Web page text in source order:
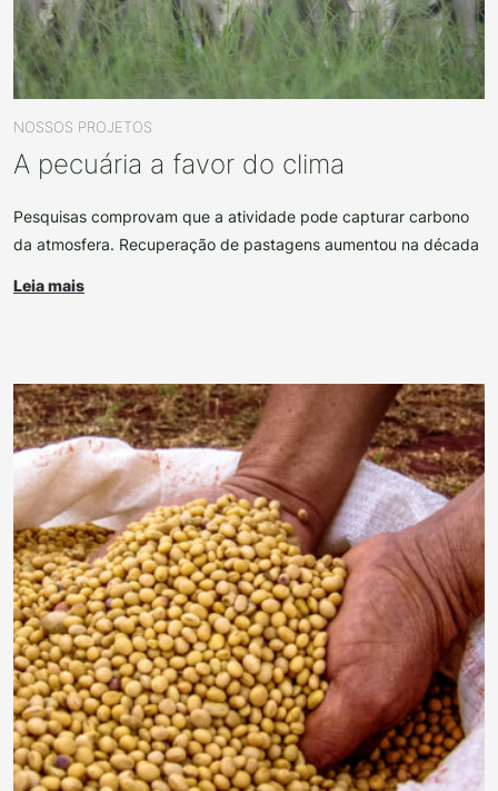
NOSSOS PROJETOS
A pecuária a favor do clima
Pesquisas comprovam que a atividade pode capturar carbono
da atmosfera. Recuperação de pastagens aumentou na década
Leia mais